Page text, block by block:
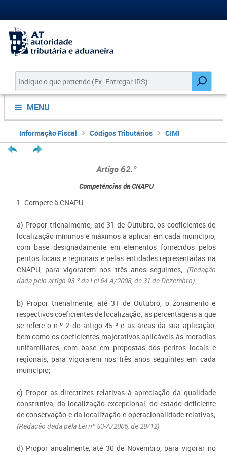
MENU
Informação Fiscal Códigos Tributários CIMI
Artigo 62.º
Competências da CNAPU
1- Compete à CNAPU:
a) Propor trienalmente, até 31 de Outubro, os coeficientes de
localização mínimos e máximos a aplicar em cada município,
com base designadamente em elementos fornecidos pelos
peritos locais e regionais e pelas entidades representadas na
CNAPU, para vigorarem nos três anos seguintes; (Redação
dada pelo artigo 93.º da Lei 64-A/2008, de 31 de Dezembro)
b) Propor trienalmente, até 31 de Outubro, o zonamento e
respectivos coeficientes de localização, as percentagens a que
se refere o n.º 2 do artigo 45.º e as áreas da sua aplicação,
bem como os coeficientes majorativos aplicáveis às moradias
unifamiliares, com base em propostas dos peritos locais e
regionais, para vigorarem nos três anos seguintes em cada
município;
c) Propor as directrizes relativas à apreciação da qualidade
construtiva, da localização excepcional, do estado deficiente
de conservação e da localização e operacionalidade relativas;
(Redação dada pela Lei nº 53-A/2006, de 29/12)
d) Propor anualmente, até 30 de Novembro, para vigorar no